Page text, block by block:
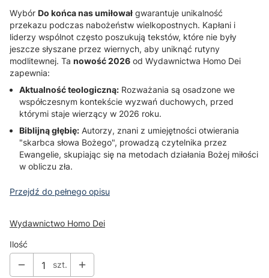
Wybór Do końca nas umiłował gwarantuje unikalność
przekazu podczas nabożeństw wielkopostnych. Kapłani i
liderzy wspólnot często poszukują tekstów, które nie były
jeszcze słyszane przez wiernych, aby uniknąć rutyny
modlitewnej. Ta nowość 2026 od Wydawnictwa Homo Dei
zapewnia:
Aktualność teologiczną: Rozważania są osadzone we
współczesnym kontekście wyzwań duchowych, przed
którymi staje wierzący w 2026 roku.
Biblijną głębię: Autorzy, znani z umiejętności otwierania
"skarbca słowa Bożego", prowadzą czytelnika przez
Ewangelie, skupiając się na metodach działania Bożej miłości
w obliczu zła.
Przejdź do pełnego opisu
Wydawnictwo Homo Dei
Ilość
szt.